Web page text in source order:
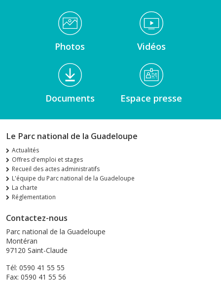
Médiathèque Footer
Photos Vidéos
Documents Espace presse
Le Parc national de la Guadeloupe
Actualités
Offres d'emploi et stages
Recueil des actes administratifs
L'équipe du Parc national de la Guadeloupe
La charte
Réglementation
Contactez-nous
Parc national de la Guadeloupe
Montéran
97120 Saint-Claude
Tél: 0590 41 55 55
Fax: 0590 41 55 56